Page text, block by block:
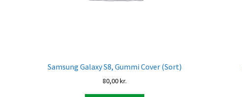
Samsung Galaxy S8, Gummi Cover (Sort)
80,00kr.